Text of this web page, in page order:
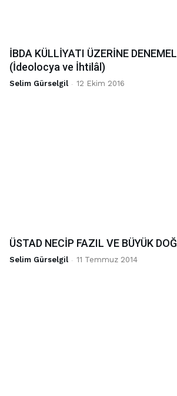
İBDA KÜLLİYATI ÜZERİNE
(İdeolocya ve İhtilâl)
Selim Gürselgil - 12 Ekim 2016
ÜSTAD NECİP FAZIL VE BÜYÜK
Selim Gürselgil - 11 Temmuz 2014